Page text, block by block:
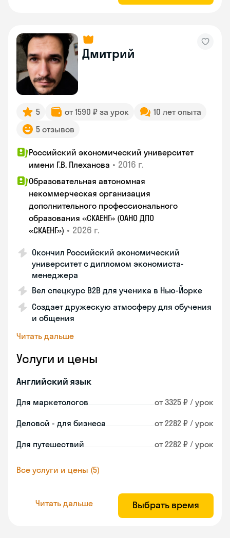
Дмитрий
5 от 1590 ₽ за урок
10 лет опыта
5 отзывов
Российский экономический университет
имени Г.В. Плеханова • 2016 г.
Образовательная автономная
некоммерческая организация
дополнительного профессионального
образования «СКАЕНГ» (ОАНО ДПО
«СКАЕНГ») • 2026 г.
Окончил Российский экономический
университет с дипломом экономиста-
менеджера
Вел спецкурс B2B для ученика в Нью-Йорке
Создает дружескую атмосферу для обучения
и общения
Читать дальше
Услуги и цены
Английский язык
Для маркетологов от 3325 ₽ / урок
Деловой - для бизнеса от 2282 ₽ / урок
Для путешествий от 2282 ₽ / урок
Все услуги и цены (5)
Читать дальше Выбрать время